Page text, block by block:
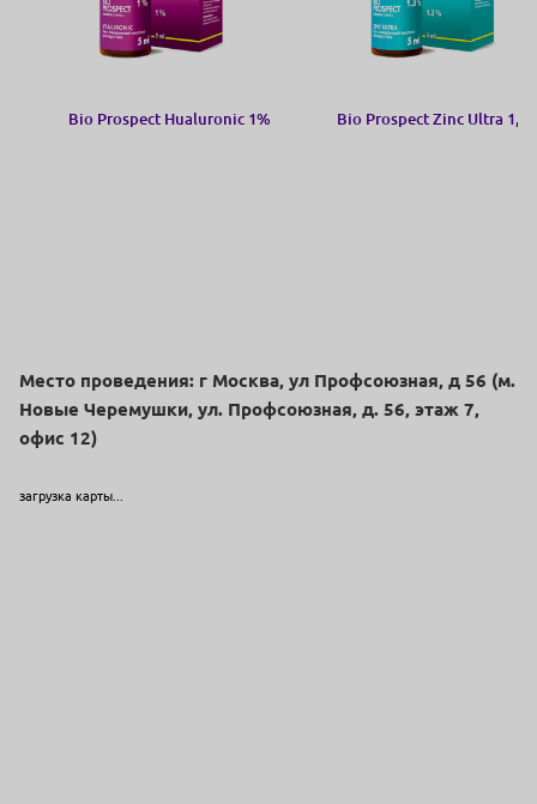
Bio Prospect Hualuronic 1% Bio Prospect Zinc Ultra
Место проведения: г Москва, ул Профсоюзная, д 56 (м.
Новые Черемушки, ул. Профсоюзная, д. 56, этаж 7,
офис 12)
загрузка карты...